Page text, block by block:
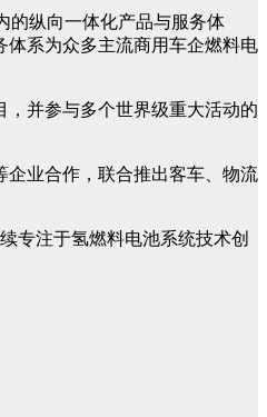
的纵向一体化产品与服务体
体系为众多主流商用车企燃料电
并参与多个世界级重大活动的
企业合作，联合推出客车、物流
专注于氢燃料电池系统技术创